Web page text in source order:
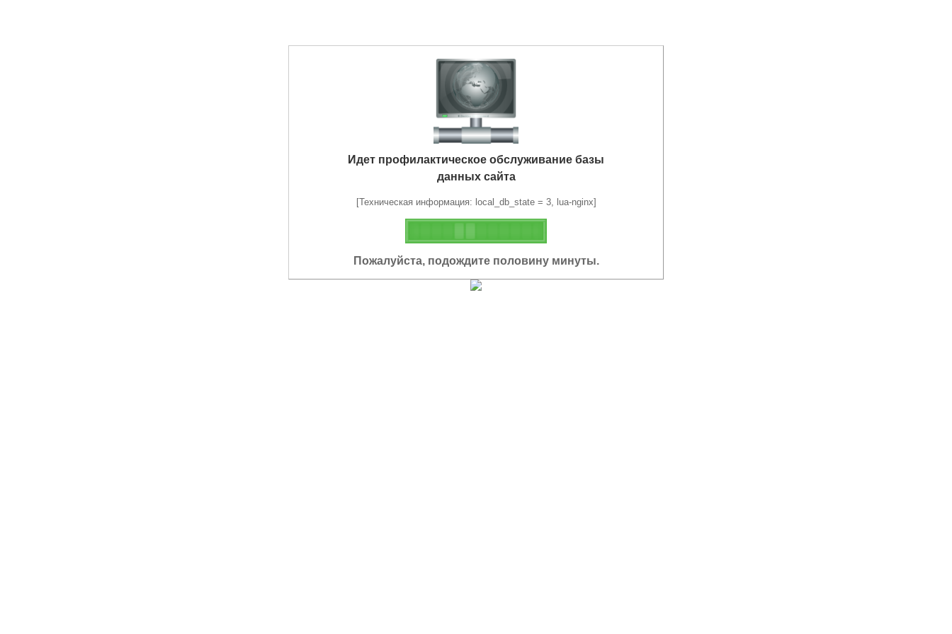
Идет профилактическое обслуживание базы
данных сайта
[Техническая информация: local_db_state = 3, lua-nginx]
Пожалуйста, подождите половину минуты.